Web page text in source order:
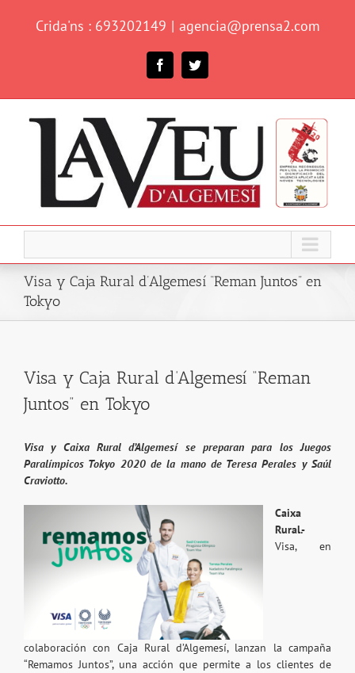
Crida'ns : 693202149 | agencia@prensa2.com
FacebookTwitter
Visa y Caja Rural d’Algemesí “Reman Juntos” en
Tokyo
Visa y Caja Rural d’Algemesí “Reman
Juntos” en Tokyo
Visa y Caixa Rural d’Algemesí se preparan para los Juegos
Paralímpicos Tokyo 2020 de la mano de Teresa Perales y Saúl
Craviotto.
Caixa
Rural.-
Visa, en
colaboración con Caja Rural d’Algemesí, lanzan la campaña
“Remamos Juntos”, una acción que permite a los clientes de